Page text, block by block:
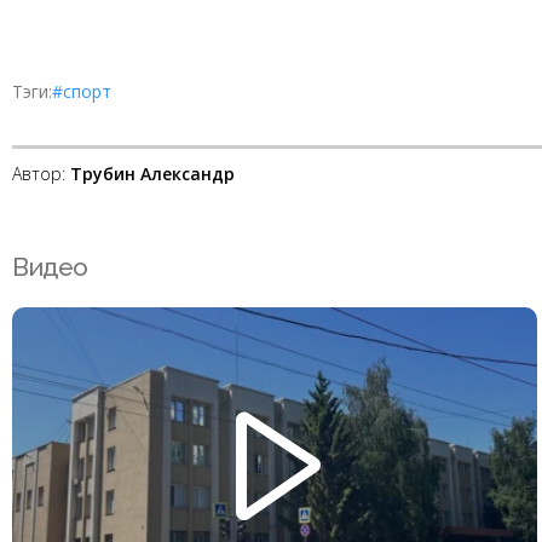
Тэги:#спорт
Автор: Трубин Александр
Видео